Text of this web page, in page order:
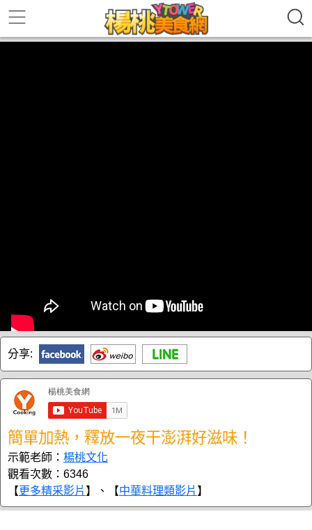
分享:
簡單加熱，釋放一夜干澎湃好滋味！
示範老師： 楊桃文化
觀看次數：6346
【更多精采影片 】、【中華料理類影片 】